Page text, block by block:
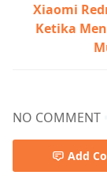
Xiaomi
Ketika
NO COMMENT
Add